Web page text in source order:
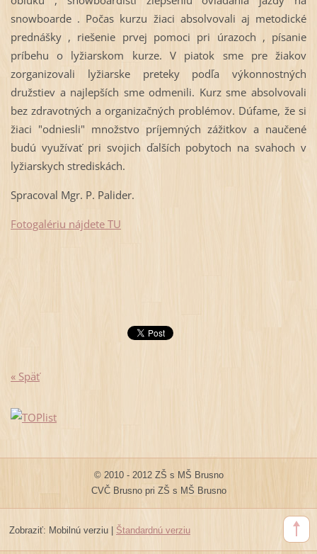
snowboarde . Počas kurzu žiaci absolvovali aj metodické
prednášky , riešenie prvej pomoci pri úrazoch , písanie
príbehu o lyžiarskom kurze. V piatok sme pre žiakov
zorganizovali lyžiarske preteky podľa výkonnostných
družstiev a najlepších sme odmenili. Kurz sme absolvovali
bez zdravotných a organizačných problémov. Dúfame, že si
žiaci "odniesli" množstvo príjemných zážitkov a naučené
budú využívať pri svojich ďalších pobytoch na svahoch v
lyžiarskych strediskách.
Spracoval Mgr. P. Palider.
Fotogalériu nájdete TU
« Späť
© 2010 - 2012 ZŠ s MŠ Brusno
CVČ Brusno pri ZŠ s MŠ Brusno
Zobraziť: Mobilnú verziu| Štandardnú verziu